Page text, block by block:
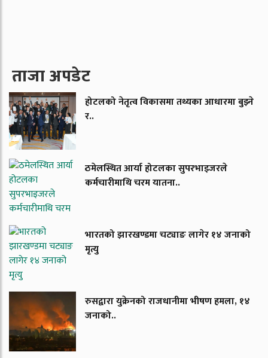
ताजा अपडेट
होटलको नेतृत्व विकासमा तथ्यका आधारमा बुझ्ने
र..
ठमेलस्थित आर्या होटलका सुपरभाइजरले
कर्मचारीमाथि चरम यातना..
भारतको झारखण्डमा चट्याङ लागेर १४ जनाको
मृत्यु
रुसद्वारा युक्रेनको राजधानीमा भीषण हमला, १४
जनाको..